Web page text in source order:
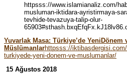
httpsss://www.islamianaliz.com/
musluman-iktidara-ayristirmaya-
tevhide-tevazuya-talip-olur-
Yuvarlak Masa: Türkiye’de YeniDönem
Müslümanlarhttpsss://
turkiyede-yeni-donem-ve-muslumanlar/
15 Ağustos 2018